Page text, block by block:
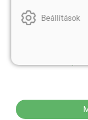
Beállítások